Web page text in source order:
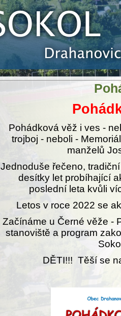
Pohádková věž i ves -
trojboj - neboli -
manželů
Jednoduše řečeno,
desítky let probíhající
poslední leta kvůli
Letos v roce 2022 se
Začínáme u Černé věže -
stanoviště a program
DĚTI!!! Těší se